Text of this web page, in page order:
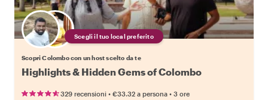
Scegli il tuo local preferito
Scopri Colombo con un host scelto da te
Highlights & Hidden Gems of Colombo
329 recensioni • €33.32 a persona • 3 ore